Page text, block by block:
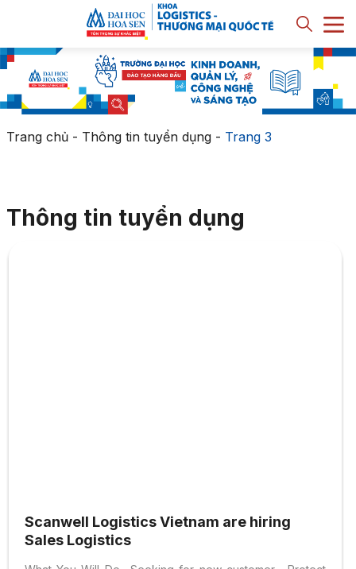
Trang chủ- Thông tin tuyển dụng- Trang 3
Thông tin tuyển dụng
Scanwell Logistics Vietnam are hiring
Sales Logistics